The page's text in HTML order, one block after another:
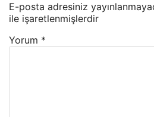
E-posta adresiniz
ile işaretlenmişlerdir
Yorum *